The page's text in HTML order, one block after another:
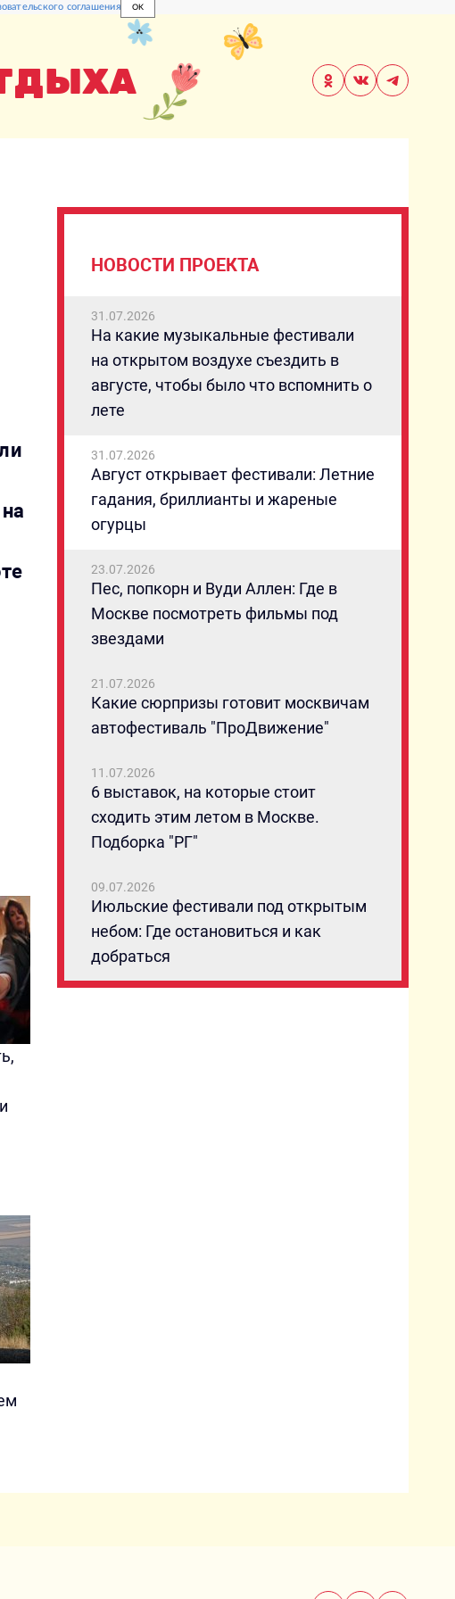
соглашения OK
НОВОСТИ ПРОЕКТА
31.07.2026
На какие музыкальные фестивали
на открытом воздухе съездить в
августе, чтобы было что вспомнить о
лете
31.07.2026
Август открывает фестивали: Летние
гадания, бриллианты и жареные
огурцы
23.07.2026
Пес, попкорн и Вуди Аллен: Где в
Москве посмотреть фильмы под
звездами
21.07.2026
Какие сюрпризы готовит москвичам
автофестиваль "ПроДвижение"
11.07.2026
6 выставок, на которые стоит
сходить этим летом в Москве.
Подборка "РГ"
09.07.2026
Июльские фестивали под открытым
небом: Где остановиться и как
добраться